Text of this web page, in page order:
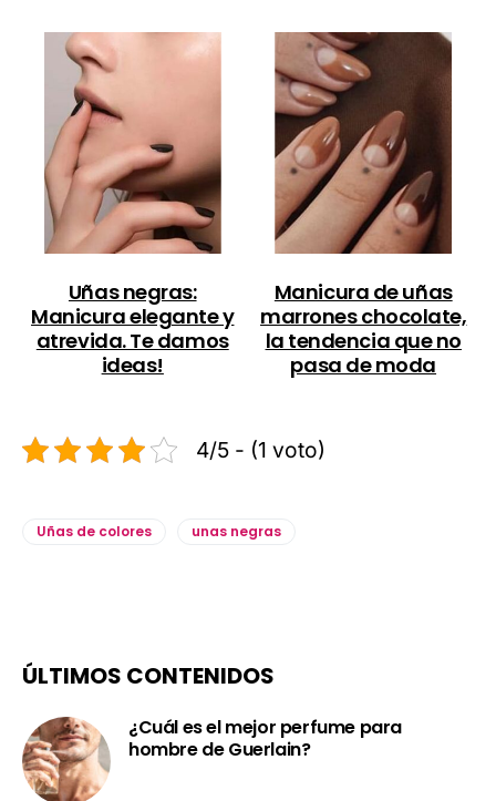
Uñas negras:
Manicura elegante y
atrevida. Te damos
ideas!
Manicura de uñas
marrones chocolate,
la tendencia que no
pasa de moda
4/5 - (1 voto)
Uñas de colores unas negras
ÚLTIMOS CONTENIDOS
¿Cuál es el mejor perfume para
hombre de Guerlain?